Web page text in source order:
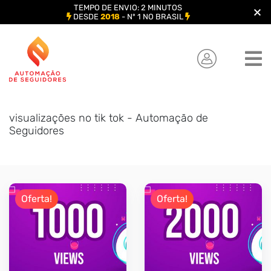
content
visualizações no tik tok - Automação de
Seguidores
Oferta! Oferta!
TEMPO DE ENVIO: 2 MINUTOS
DESDE 2018- Nº 1 NO BRASIL